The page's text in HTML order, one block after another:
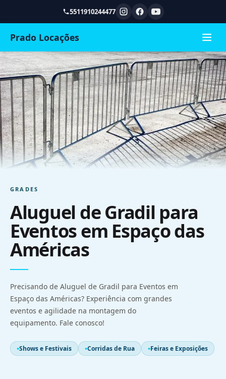
5511910244477
Prado Locações
GRADES
Aluguel de Gradil para
Eventos em Espaço das
Américas
Precisando de Aluguel de Gradil para Eventos em
Espaço das Américas? Experiência com grandes
eventos e agilidade na montagem do
equipamento. Fale conosco!
Shows e Festivais Corridas de Rua Feiras e Exposições